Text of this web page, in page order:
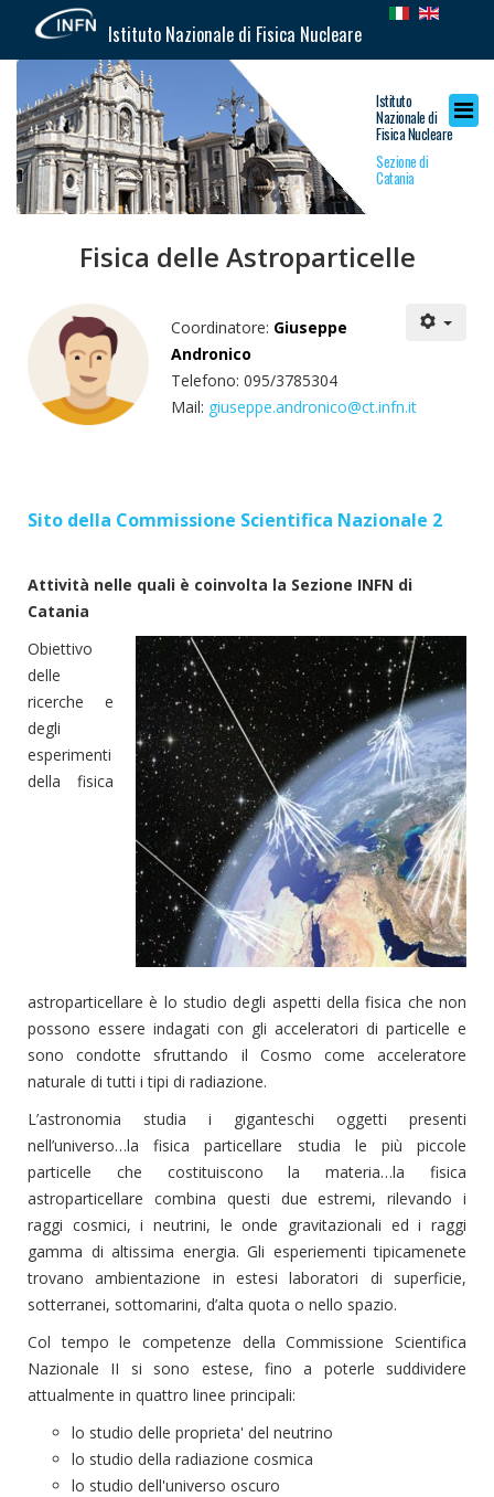
Istituto Nazionale di Fisica Nucleare
Istituto
Nazionale di
Fisica Nucleare
Sezione di
Catania
Fisica delle Astroparticelle
Coordinatore: Giuseppe
Andronico
Telefono: 095/3785304
Mail: giuseppe.andronico@ct.infn.it
Sito della Commissione Scientifica Nazionale 2
Attività nelle quali è coinvolta la Sezione INFN di
Catania
Obiettivo
delle
ricerche e
degli
esperimenti
della fisica
astroparticellare è lo studio degli aspetti della fisica che non
possono essere indagati con gli acceleratori di particelle e
sono condotte sfruttando il Cosmo come acceleratore
naturale di tutti i tipi di radiazione.
L’astronomia studia i giganteschi oggetti presenti
nell’universo…la fisica particellare studia le più piccole
particelle che costituiscono la materia…la fisica
astroparticellare combina questi due estremi, rilevando i
raggi cosmici, i neutrini, le onde gravitazionali ed i raggi
gamma di altissima energia. Gli esperiementi tipicamenete
trovano ambientazione in estesi laboratori di superficie,
sotterranei, sottomarini, d’alta quota o nello spazio.
Col tempo le competenze della Commissione Scientifica
Nazionale II si sono estese, fino a poterle suddividere
attualmente in quattro linee principali:
lo studio delle proprieta' del neutrino
lo studio della radiazione cosmica
lo studio dell'universo oscuro